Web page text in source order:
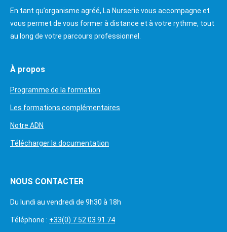
En tant qu’organisme agréé, La Nurserie vous accompagne et
vous permet de vous former à distance et à votre rythme, tout
au long de votre parcours professionnel.
À propos
Programme de la formation
Les formations complémentaires
Notre ADN
Télécharger la documentation
NOUS CONTACTER
Du lundi au vendredi de 9h30 à 18h
Téléphone : +33(0) 7 52 03 91 74